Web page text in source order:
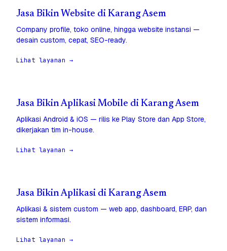
Jasa Bikin Website di Karang Asem
Company profile, toko online, hingga website instansi —
desain custom, cepat, SEO-ready.
Lihat layanan →
Jasa Bikin Aplikasi Mobile di Karang Asem
Aplikasi Android & iOS — rilis ke Play Store dan App Store,
dikerjakan tim in-house.
Lihat layanan →
Jasa Bikin Aplikasi di Karang Asem
Aplikasi & sistem custom — web app, dashboard, ERP, dan
sistem informasi.
Lihat layanan →